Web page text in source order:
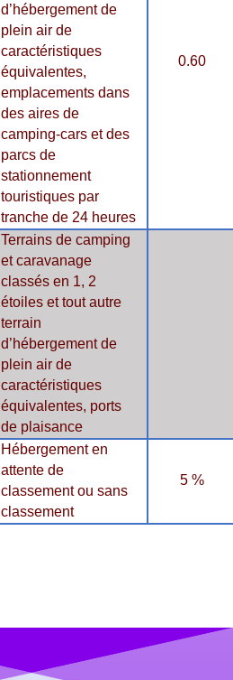
d’hébergement de
plein air de
caractéristiques
équivalentes,
emplacements dans
des aires de
camping-cars et des
parcs de
stationnement
touristiques par
tranche de 24 heures
0.60
Terrains de camping
et caravanage
classés en 1, 2
étoiles et tout autre
terrain
d’hébergement de
plein air de
caractéristiques
équivalentes, ports
de plaisance
Hébergement en
attente de
classement ou sans
classement
5 %